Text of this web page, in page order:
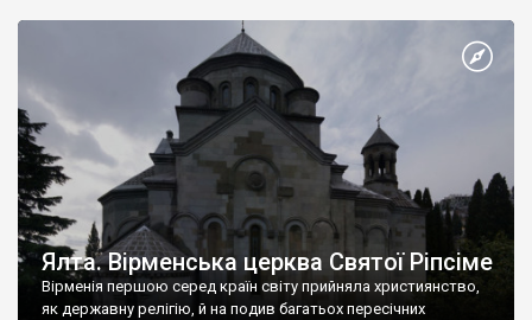
Херсонесі Володимир-язичник, став Василем-християнином.
А потім було Хрещення Русі. На честь Херсонесу Таврійського
Ялта. Вірменська церква Святої Ріпсіме
Вірменія першою серед країн світу прийняла християнство,
як державну релігію, й на подив багатьох пересічних